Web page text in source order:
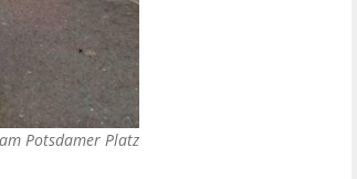
Potsdamer Platz